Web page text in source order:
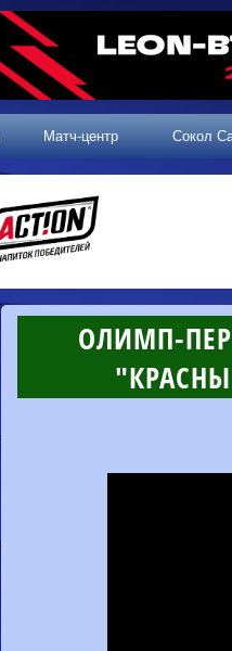
Матч-центр Сокол
ОЛИМП-